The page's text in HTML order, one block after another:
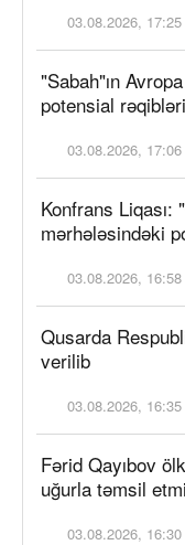
03.08.2026, 17:25
"Sabah"ın
potensial
03.08.2026, 17:06
Konfrans Liqası:
mərhələsindəki
03.08.2026, 16:58
Qusarda
verilib
03.08.2026, 16:35
Fərid Qayıbov
uğurla təmsil
03.08.2026, 16:30